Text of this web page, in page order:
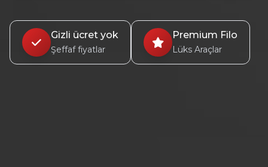
Gizli ücret yok
Şeffaf fiyatlar
Premium Filo
Lüks Araçlar